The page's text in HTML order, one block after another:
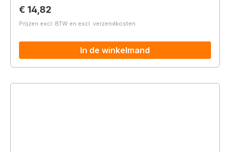
Normale prijs:
€ 14,82
Prijzen excl. BTW en excl. verzendkosten
In de winkelmand